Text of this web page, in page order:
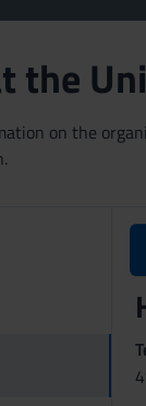
the
on the